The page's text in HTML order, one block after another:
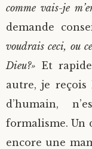
comme vais-je
demande
voudrais ceci, ou
Dieu?» Et
autre, je reçois
d’humain,
formalisme. Un
encore une